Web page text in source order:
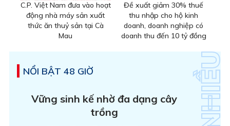
C.P. Việt Nam đưa vào hoạt
động nhà máy sản xuất
thức ăn thuỷ sản tại Cà
Mau
Đề xuất giảm 30% thuế
thu nhập cho hộ kinh
doanh, doanh nghiệp có
doanh thu đến 10 tỷ đồng
NỔI BẬT 48 GIỜ
Vững sinh kế nhờ đa dạng cây
trồng